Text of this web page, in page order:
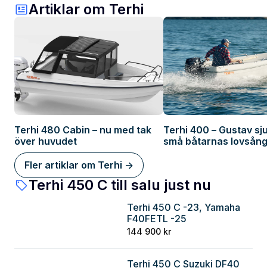
Artiklar om Terhi
Terhi 480 Cabin – nu med tak
över huvudet
Terhi 400 – Gustav
små båtarnas
Fler artiklar om Terhi ->
Terhi 450 C till salu just nu
Terhi 450 C -23, Yamaha
F40FETL -25
144 900 kr
Terhi 450 C Suzuki DF40